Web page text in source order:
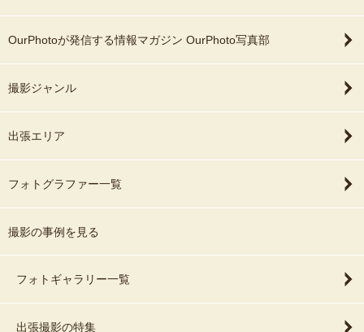
OurPhotoが発信する情報マガジン OurPhoto写真部
撮影ジャンル
出張エリア
フォトグラファー一覧
撮影の事例を見る
フォトギャラリー一覧
出張撮影の特集